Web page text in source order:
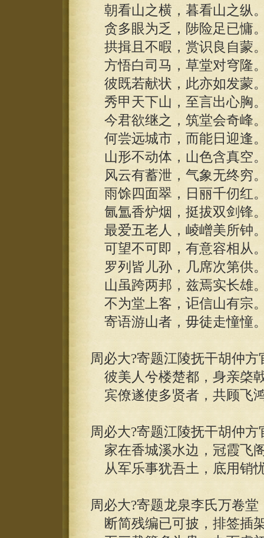
朝看山之横，暮看山之纵
贪多眼为乏，陟险足已慵
拱揖且不暇，赏识良自蒙
方悟白司马，草堂对穹隆
彼既若献状，此亦如发蒙
秀甲天下山，至言出心胸
今君欲继之，筑堂会奇峰
何尝远城市，而能日迎逢
山形不动体，山色含真空
风云有蓄泄，气象无终穷
雨馀四面翠，日丽千仞红
氤氲香炉烟，挺拔双剑锋
最爱五老人，崚嶒美所钟
可望不可即，有意容相从
罗列皆儿孙，几席次第供
山虽跨两邦，兹焉实长雄
不为堂上客，讵信山有宗
寄语游山者，毋徒走憧憧
周必大?寄题江陵抚干胡仲方
彼美人兮楼楚都，身亲棨
宾僚遂使多贤者，共顾飞
周必大?寄题江陵抚干胡仲方
家在香城溪水边，冠霞飞
从军乐事犹吾土，底用销
周必大?寄题龙泉李氏万卷堂
断简残编已可披，排签插